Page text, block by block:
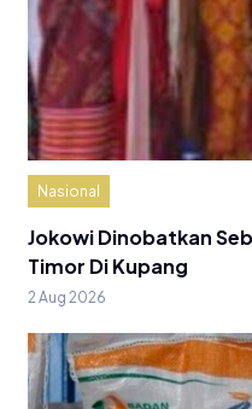
Nasional
Jokowi Dinobatkan
Timor Di Kupang
2 Aug 2026